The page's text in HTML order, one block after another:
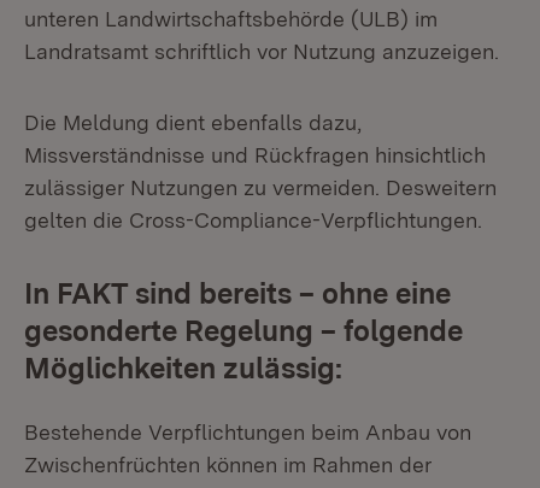
unteren Landwirtschaftsbehörde (ULB) im
Landratsamt schriftlich vor Nutzung anzuzeigen.
Die Meldung dient ebenfalls dazu,
Missverständnisse und Rückfragen hinsichtlich
zulässiger Nutzungen zu vermeiden. Desweitern
gelten die Cross-Compliance-Verpflichtungen.
In FAKT sind bereits – ohne eine
gesonderte Regelung – folgende
Möglichkeiten zulässig:
Bestehende Verpflichtungen beim Anbau von
Zwischenfrüchten können im Rahmen der